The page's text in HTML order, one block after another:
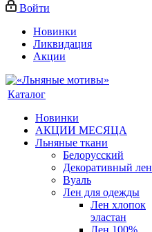
Войти
Новинки
Ликвидация
Акции
Каталог
Новинки
АКЦИИ МЕСЯЦА
Льняные ткани
Белорусский
Декоративный лен
Вуаль
Лен для одежды
Лен хлопок
эластан
Лен 100%